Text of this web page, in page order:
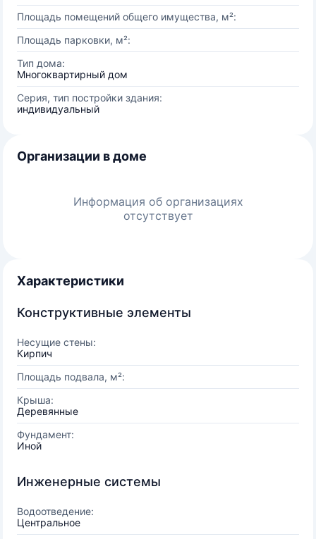
Площадь помещений общего имущества, м²:
Площадь парковки, м²:
Тип дома:
Многоквартирный дом
Серия, тип постройки здания:
индивидуальный
Организации в доме
Информация об организациях
отсутствует
Характеристики
Конструктивные элементы
Несущие стены:
Кирпич
Площадь подвала, м²:
Крыша:
Деревянные
Фундамент:
Иной
Инженерные системы
Водоотведение:
Центральное